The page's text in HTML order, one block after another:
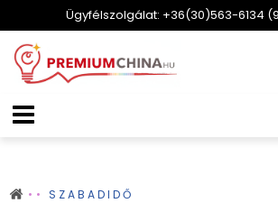
Ügyfélszolgálat: +36(30)563-6134
SZABADIDŐ